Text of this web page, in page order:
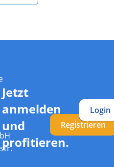
Jetzt
anmelden
und
profitieren.
Registrieren
Login